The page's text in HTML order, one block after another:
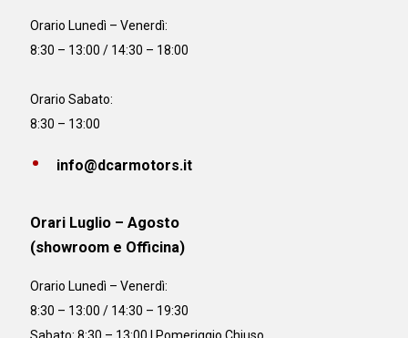
Orario Lunedì – Venerdì:
8:30 – 13:00 / 14:30 – 18:00
Orario Sabato:
8:30 – 13:00
info@dcarmotors.it
Orari Luglio – Agosto
(showroom e Officina)
Orario Lunedì – Venerdì:
8:30 – 13:00 / 14:30 – 19:30